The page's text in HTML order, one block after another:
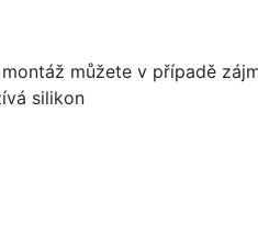
můžete v případě
silikon